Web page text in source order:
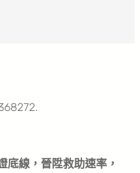
底線，晉陞救助速率，